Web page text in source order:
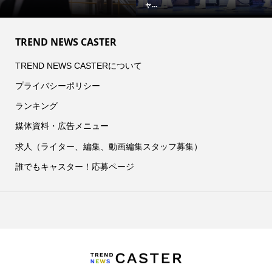
ャ...
TREND NEWS CASTER
TREND NEWS CASTERについて
プライバシーポリシー
ランキング
媒体資料・広告メニュー
求人（ライター、編集、動画編集スタッフ募集）
誰でもキャスター！応募ページ